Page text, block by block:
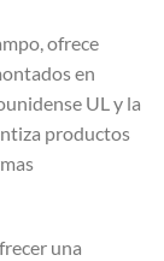
ofrece
en
UL y la
productos
una